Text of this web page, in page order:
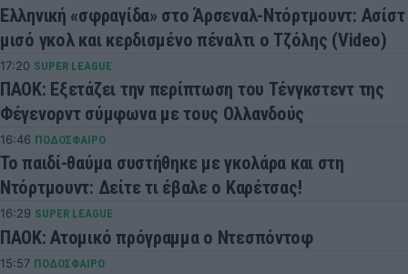
Ελληνική «σφραγίδα» στο Άρσεναλ-Ντόρτμουντ: Ασίστ
μισό γκολ και κερδισμένο πέναλτι ο Τζόλης (Video)
17:20 SUPER LEAGUE
ΠΑΟΚ: Εξετάζει την περίπτωση του Τένγκστεντ της
Φέγενορντ σύμφωνα με τους Ολλανδούς
16:46 ΠΟΔΟΣΦΑΙΡΟ
Το παιδί-θαύμα συστήθηκε με γκολάρα και στη
Ντόρτμουντ: Δείτε τι έβαλε ο Καρέτσας!
16:29 SUPER LEAGUE
ΠΑΟΚ: Ατομικό πρόγραμμα ο Ντεσπόντοφ
15:57 ΠΟΔΟΣΦΑΙΡΟ